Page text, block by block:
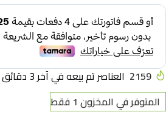
2159 العناصر تم بيعه في آخر 3 دقائق
المتوفر في المخزون 1 فقط